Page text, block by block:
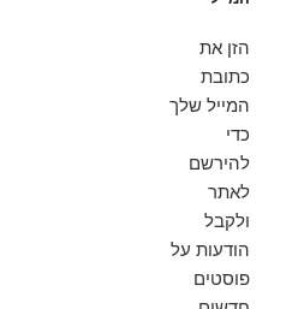
הזן את
כתובת
המייל שלך
כדי
להירשם
לאתר
ולקבל
הודעות על
פוסטים